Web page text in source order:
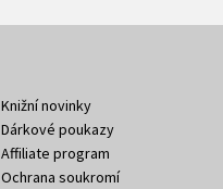
Knižní novinky
Dárkové poukazy
Affiliate program
Ochrana soukromí